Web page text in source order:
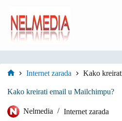
sadržaj
stranica
Internet zarada Kako
Kako kreirati email u Mailchimpu?
Nelmedia Internet zarada